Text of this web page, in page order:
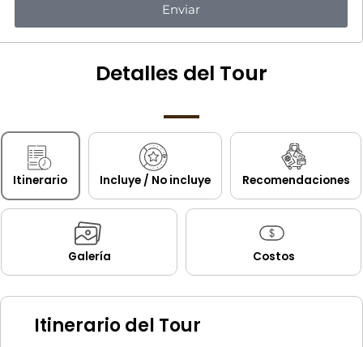
Enviar
Detalles del Tour
Itinerario Incluye / No incluye Recomendaciones
Galería Costos
Itinerario del Tour